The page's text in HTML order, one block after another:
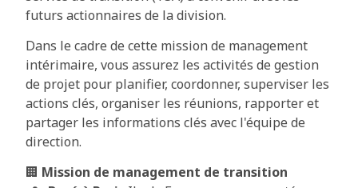
futurs actionnaires de la division.
Dans le cadre de cette mission de management
intérimaire, vous assurez les activités de gestion
de projet pour planifier, coordonner, superviser les
actions clés, organiser les réunions, rapporter et
partager les informations clés avec l'équipe de
direction.
🏢 Mission de management de transition